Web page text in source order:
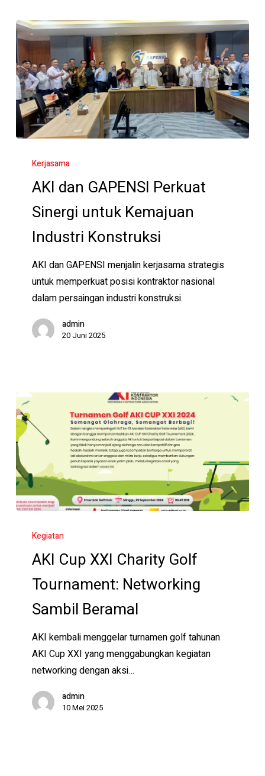
GAPENSI
Perkuat
Sinergi
untuk
Kemajuan
Industri
Konstruksi
Kerjasama
AKI dan GAPENSI Perkuat
Sinergi untuk Kemajuan
Industri Konstruksi
AKI dan GAPENSI menjalin kerjasama strategis
untuk memperkuat posisi kontraktor nasional
dalam persaingan industri konstruksi.
admin
20 Juni 2025
Charity
Tournament:
Networking
Sambil
Beramal
Kegiatan
AKI Cup XXI Charity Golf
Tournament: Networking
Sambil Beramal
AKI kembali menggelar turnamen golf tahunan
AKI Cup XXI yang menggabungkan kegiatan
networking dengan aksi…
admin
10 Mei 2025